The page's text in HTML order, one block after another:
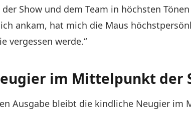
Show und dem Team in höchsten
ankam, hat mich die Maus
vergessen werde.“
im Mittelpunkt der
Ausgabe bleibt die kindliche Neugier im